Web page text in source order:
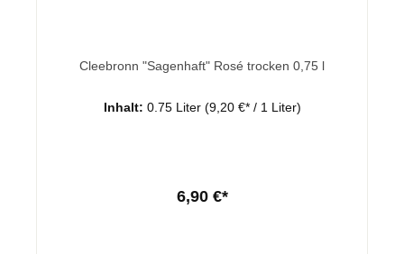
Cleebronn "Sagenhaft" Rosé trocken 0,75 l
Inhalt: 0.75 Liter (9,20 €* / 1 Liter)
6,90 €*